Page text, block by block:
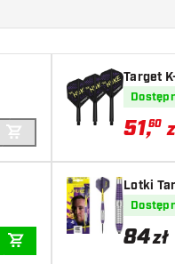
DODAJ DO KOSZYKA
Target
51,60
Lotki
84zł